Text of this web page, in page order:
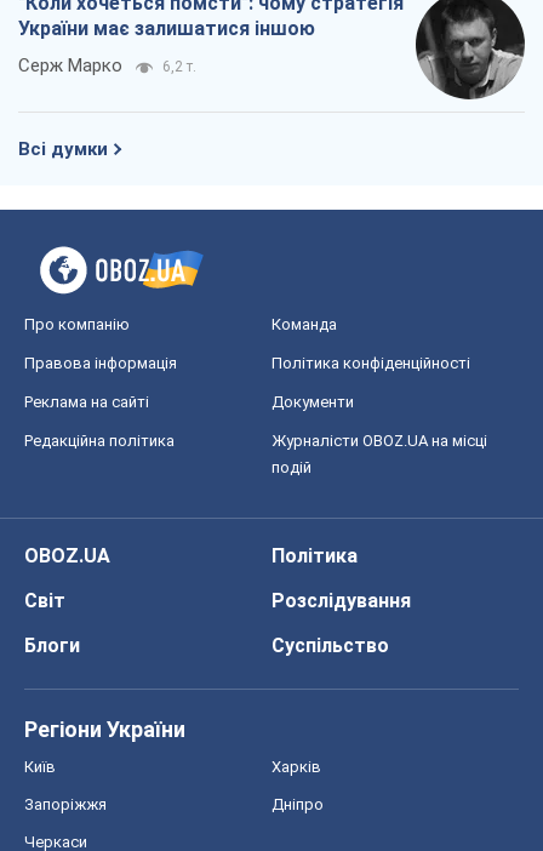
України має залишатися іншою
Серж Марко 6,2 т.
Всі думки
Про компанію Команда
Правова інформація Політика конфіденційності
Реклама на сайті Документи
Редакційна політика
Журналісти OBOZ.UA на місці
подій
OBOZ.UA
Політика
Світ
Розслідування
Блоги
Суспільство
Регіони України
Київ Харків
Запоріжжя Дніпро
Черкаси